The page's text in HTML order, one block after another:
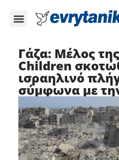
Γάζα: Μέλος
Children
ισραηλινό
σύμφωνα με